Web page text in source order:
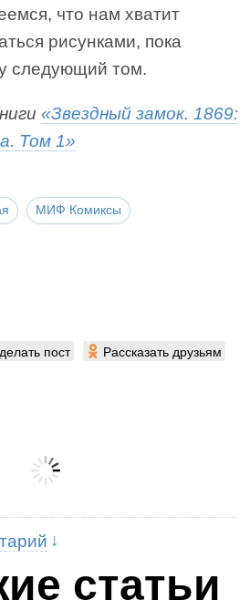
что нам хватит
рисунками, пока
следующий том.
«Звездный замок. 1869:
Том 1»
МИФ Комиксы
пост Рассказать друзьям
статьи